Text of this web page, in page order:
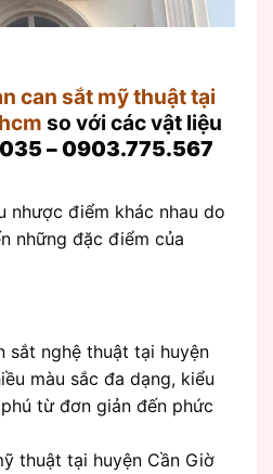
can sắt mỹ thuật tại
so với các vật liệu
– 0903.775.567
nhược điểm khác nhau do
những đặc điểm của
sắt nghệ thuật tại huyện
màu sắc đa dạng, kiểu
từ đơn giản đến phức
thuật tại huyện Cần Giờ